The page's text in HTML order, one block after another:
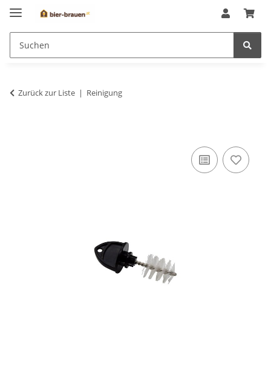
Zurück zur Liste Reinigung